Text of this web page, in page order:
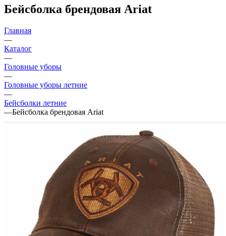
Бейсболка брендовая Ariat
Главная
—
Каталог
—
Головные уборы
—
Головные уборы летние
—
Бейсболки летние
—Бейсболка брендовая Ariat